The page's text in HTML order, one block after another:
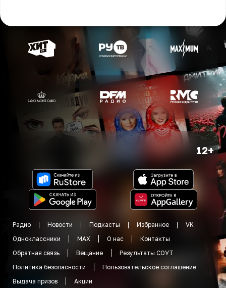
12+
Радио Новости Подкасты Избранное
VK
Одноклассники
MAX О нас
Контакты
Обратная связь
Вещание
Результаты СОУТ
Политика безопасности
Пользовательское соглашение
Выдача призов
Акции